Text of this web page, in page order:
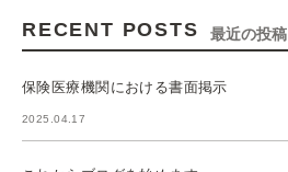
RECENT POSTS 最近の投稿
保険医療機関における書面掲示
2025.04.17